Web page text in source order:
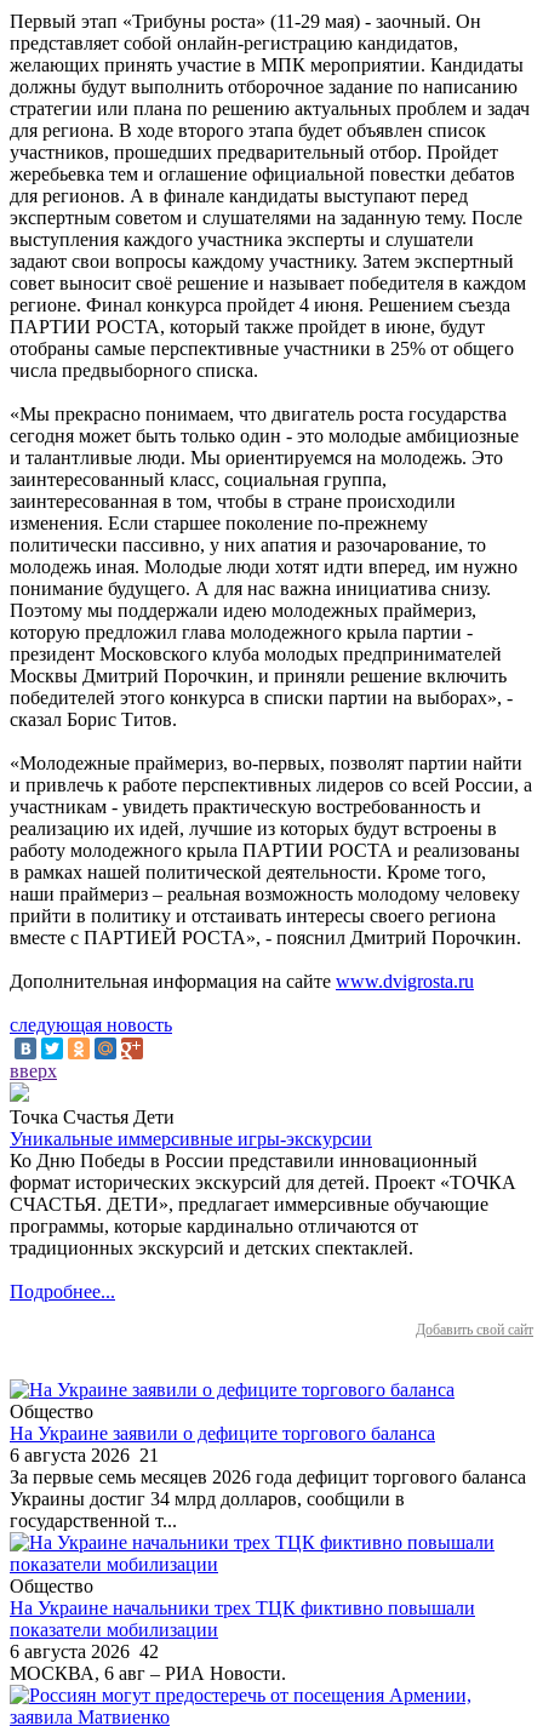
Первый этап «Трибуны роста» (11-29 мая) - заочный. Он
представляет собой онлайн-регистрацию кандидатов,
желающих принять участие в МПК мероприятии. Кандидаты
должны будут выполнить отборочное задание по написанию
стратегии или плана по решению актуальных проблем и задач
для региона. В ходе второго этапа будет объявлен список
участников, прошедших предварительный отбор. Пройдет
жеребьевка тем и оглашение официальной повестки дебатов
для регионов. А в финале кандидаты выступают перед
экспертным советом и слушателями на заданную тему. После
выступления каждого участника эксперты и слушатели
задают свои вопросы каждому участнику. Затем экспертный
совет выносит своё решение и называет победителя в каждом
регионе. Финал конкурса пройдет 4 июня. Решением съезда
ПАРТИИ РОСТА, который также пройдет в июне, будут
отобраны самые перспективные участники в 25% от общего
числа предвыборного списка.
«Мы прекрасно понимаем, что двигатель роста государства
сегодня может быть только один - это молодые амбициозные
и талантливые люди. Мы ориентируемся на молодежь. Это
заинтересованный класс, социальная группа,
заинтересованная в том, чтобы в стране происходили
изменения. Если старшее поколение по-прежнему
политически пассивно, у них апатия и разочарование, то
молодежь иная. Молодые люди хотят идти вперед, им нужно
понимание будущего. А для нас важна инициатива снизу.
Поэтому мы поддержали идею молодежных праймериз,
которую предложил глава молодежного крыла партии -
президент Московского клуба молодых предпринимателей
Москвы Дмитрий Порочкин, и приняли решение включить
победителей этого конкурса в списки партии на выборах», -
сказал Борис Титов.
«Молодежные праймериз, во-первых, позволят партии найти
и привлечь к работе перспективных лидеров со всей России, а
участникам - увидеть практическую востребованность и
реализацию их идей, лучшие из которых будут встроены в
работу молодежного крыла ПАРТИИ РОСТА и реализованы
в рамках нашей политической деятельности. Кроме того,
наши праймериз – реальная возможность молодому человеку
прийти в политику и отстаивать интересы своего региона
вместе с ПАРТИЕЙ РОСТА», - пояснил Дмитрий Порочкин.
Дополнительная информация на сайте www.dvigrosta.ru
следующая новость
вверх
Точка Счастья Дети
Уникальные иммерсивные игры-экскурсии
Ко Дню Победы в России представили инновационный
формат исторических экскурсий для детей. Проект «ТОЧКА
СЧАСТЬЯ. ДЕТИ», предлагает иммерсивные обучающие
программы, которые кардинально отличаются от
традиционных экскурсий и детских спектаклей.
Подробнее...
Добавить свой сайт
Общество
На Украине заявили о дефиците торгового баланса
6 августа 2026 21
За первые семь месяцев 2026 года дефицит торгового баланса
Украины достиг 34 млрд долларов, сообщили в
государственной т...
Общество
На Украине начальники трех ТЦК фиктивно повышали
показатели мобилизации
6 августа 2026 42
МОСКВА, 6 авг – РИА Новости.